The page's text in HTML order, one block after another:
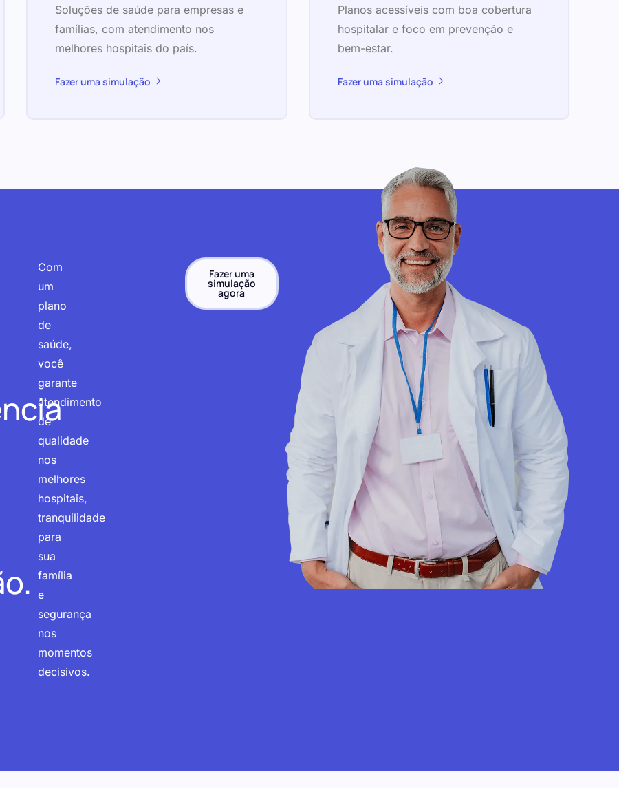
Soluções de saúde para empresas e
famílias, com atendimento nos
melhores hospitais do país.
Fazer uma simulação
Planos acessíveis com boa cobertura
hospitalar e foco em prevenção e
bem-estar.
Fazer uma simulação
Com
um
plano
de
saúde,
você
garante
atendimento
de
qualidade
nos
melhores
hospitais,
tranquilidade
para
sua
família
e
segurança
nos
momentos
decisivos.
Fazer uma
simulação
agora